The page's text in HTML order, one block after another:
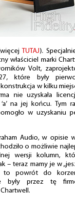
TUTAJ).
właściciel marki
Volt,
które były
w kilku
nie uzyskała
na jej końcu. Tym
w uzyskaniu
Audio, w opisie
o możliwie
wersji kolumn,
– teraz mamy je w
to powrót do
były przez tę